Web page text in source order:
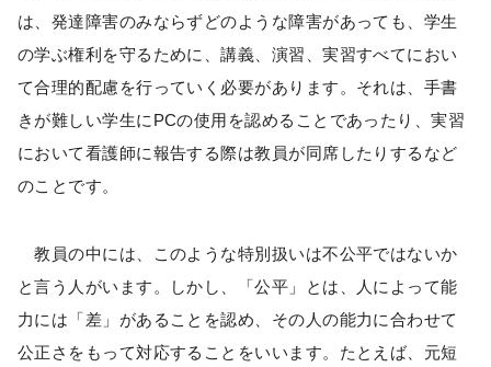
は、発達障害のみならずどのような障害があっても、学生
の学ぶ権利を守るために、講義、演習、実習すべてにおい
て合理的配慮を行っていく必要があります。それは、手書
きが難しい学生にPCの使用を認めることであったり、実習
において看護師に報告する際は教員が同席したりするなど
のことです。
教員の中には、このような特別扱いは不公平ではないか
と言う人がいます。しかし、「公平」とは、人によって能
力には「差」があることを認め、その人の能力に合わせて
公正さをもって対応することをいいます。たとえば、元短